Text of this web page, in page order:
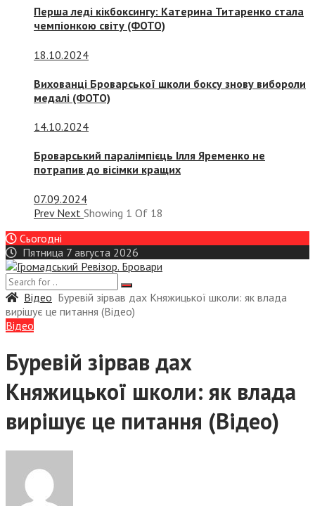
Перша леді кікбоксингу: Катерина Титаренко стала
чемпіонкою світу (ФОТО)
18.10.2024
Вихованці Броварської школи боксу знову вибороли
медалі (ФОТО)
14.10.2024
Броварський паралімпієць Ілля Яременко не
потрапив до вісімки кращих
07.09.2024
Prev Next Showing 1 Of 18
Сьогодні
Пятница 7 августа 2026
Відео Буревій зірвав дах Княжицької школи: як влада
вирішує це питання (Відео)
Відео
Буревій зірвав дах
Княжицької школи: як влада
вирішує це питання (Відео)